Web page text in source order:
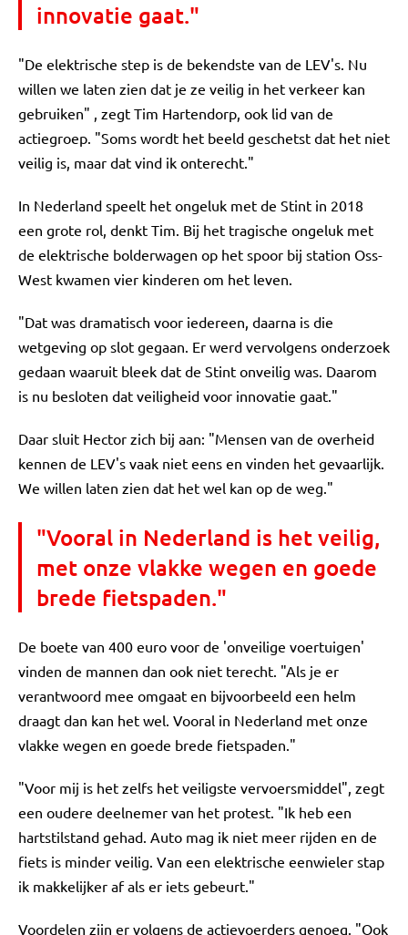
innovatie gaat."
"De elektrische step is de bekendste van de LEV's. Nu
willen we laten zien dat je ze veilig in het verkeer kan
gebruiken" , zegt Tim Hartendorp, ook lid van de
actiegroep. "Soms wordt het beeld geschetst dat het niet
veilig is, maar dat vind ik onterecht."
In Nederland speelt het ongeluk met de Stint in 2018
een grote rol, denkt Tim. Bij het tragische ongeluk met
de elektrische bolderwagen op het spoor bij station Oss-
West kwamen vier kinderen om het leven.
"Dat was dramatisch voor iedereen, daarna is die
wetgeving op slot gegaan. Er werd vervolgens onderzoek
gedaan waaruit bleek dat de Stint onveilig was. Daarom
is nu besloten dat veiligheid voor innovatie gaat."
Daar sluit Hector zich bij aan: "Mensen van de overheid
kennen de LEV's vaak niet eens en vinden het gevaarlijk.
We willen laten zien dat het wel kan op de weg."
"Vooral in Nederland is het veilig,
met onze vlakke wegen en goede
brede fietspaden."
De boete van 400 euro voor de 'onveilige voertuigen'
vinden de mannen dan ook niet terecht. "Als je er
verantwoord mee omgaat en bijvoorbeeld een helm
draagt dan kan het wel. Vooral in Nederland met onze
vlakke wegen en goede brede fietspaden."
"Voor mij is het zelfs het veiligste vervoersmiddel", zegt
een oudere deelnemer van het protest. "Ik heb een
hartstilstand gehad. Auto mag ik niet meer rijden en de
fiets is minder veilig. Van een elektrische eenwieler stap
ik makkelijker af als er iets gebeurt."
Voordelen zijn er volgens de actievoerders genoeg. "Ook